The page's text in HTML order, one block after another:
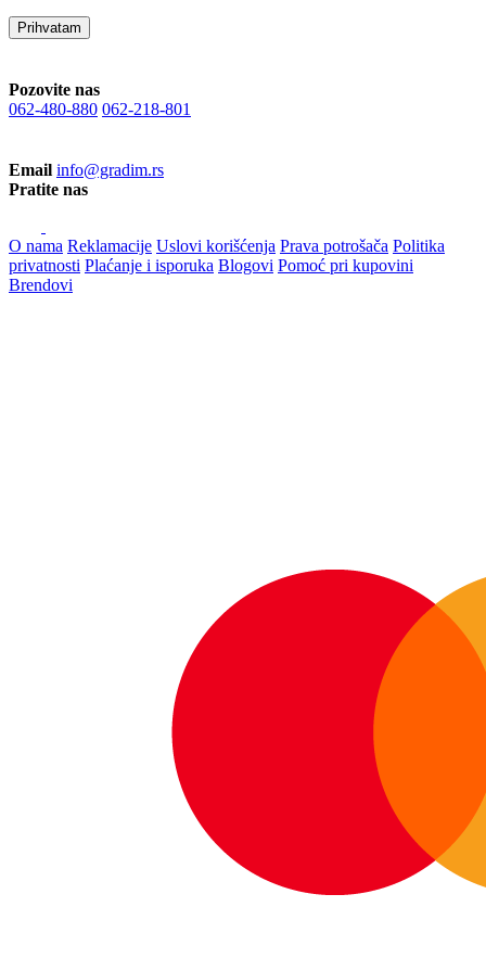
Prihvatam
Pozovite nas
062-480-880 062-218-801
Email info@gradim.rs
Pratite nas
O nama Reklamacije Uslovi korišćenja Prava potrošača Politika
privatnosti Plaćanje i isporuka Blogovi Pomoć pri kupovini
Brendovi